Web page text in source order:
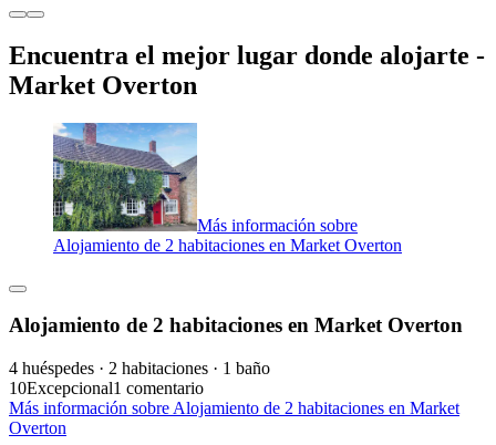
Encuentra el mejor lugar donde alojarte -
Market Overton
Más información sobre
Alojamiento de 2 habitaciones en Market Overton
Alojamiento de 2 habitaciones en Market Overton
4 huéspedes · 2 habitaciones · 1 baño
10Excepcional1 comentario
Más información sobre Alojamiento de 2 habitaciones en Market
Overton